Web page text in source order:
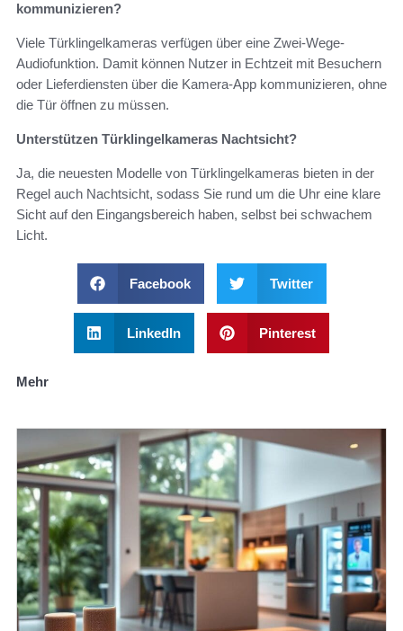
kommunizieren?
Viele Türklingelkameras verfügen über eine Zwei-Wege-
Audiofunktion. Damit können Nutzer in Echtzeit mit Besuchern
oder Lieferdiensten über die Kamera-App kommunizieren, ohne
die Tür öffnen zu müssen.
Unterstützen Türklingelkameras Nachtsicht?
Ja, die neuesten Modelle von Türklingelkameras bieten in der
Regel auch Nachtsicht, sodass Sie rund um die Uhr eine klare
Sicht auf den Eingangsbereich haben, selbst bei schwachem
Licht.
Facebook Twitter
LinkedIn Pinterest
Mehr